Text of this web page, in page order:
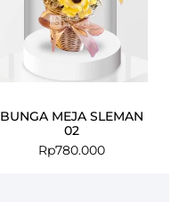
BUNGA MEJA SLEMAN
02
Rp780.000